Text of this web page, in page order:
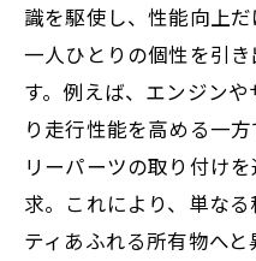
識を駆使し、性能向上
一人ひとりの個性を引
す。例えば、エンジン
り走行性能を高める一
リーパーツの取り付け
求。これにより、単な
ティあふれる所有物へ